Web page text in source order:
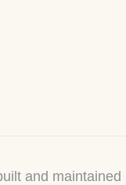
and maintained